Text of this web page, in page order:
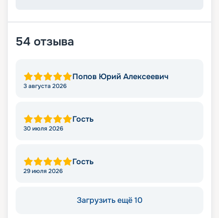
54 отзыва
Попов Юрий Алексеевич
3 августа 2026
Гость
30 июля 2026
Гость
29 июля 2026
Загрузить ещё 10